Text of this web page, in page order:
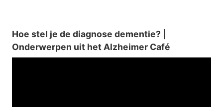
Hoe stel je de diagnose dementie? |
Onderwerpen uit het Alzheimer Café